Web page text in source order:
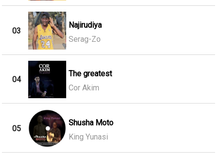
03
Najirudiya
Serag-Zo
04
The greatest
Cor Akim
05
Shusha Moto
King Yunasi